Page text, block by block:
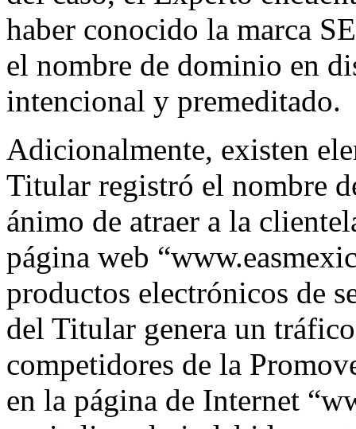
haber conocido la marca
el nombre de dominio en
intencional y premeditado.
Adicionalmente, existen
Titular registró el nombre
ánimo de atraer a la
página web
productos electrónicos de
del Titular genera un
competidores de la
en la página de Internet